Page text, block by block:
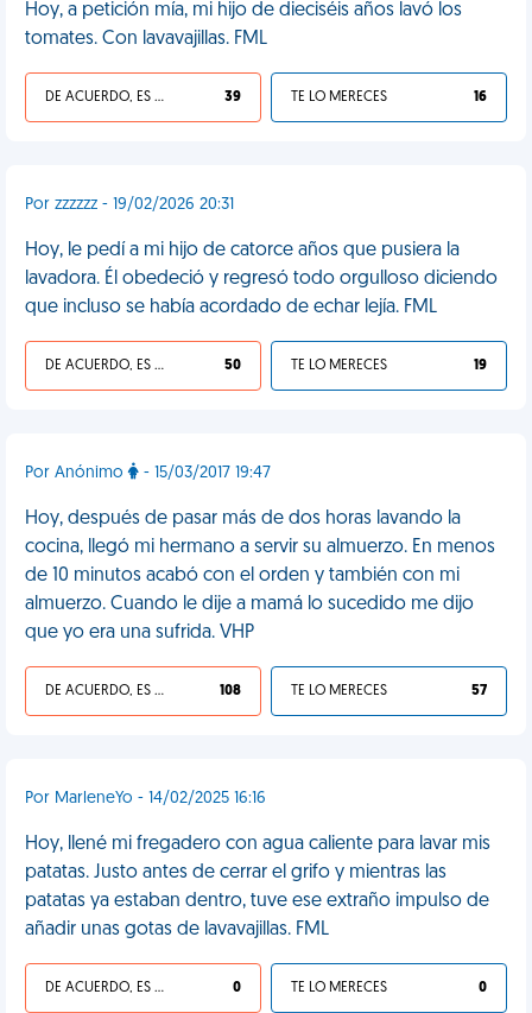
Hoy, a petición mía, mi hijo de dieciséis años lavó los
tomates. Con lavavajillas. FML
DE ACUERDO, ES UNA VIDA HP 39 TE LO MERECES 16
Por zzzzzz - 19/02/2026 20:31
Hoy, le pedí a mi hijo de catorce años que pusiera la
lavadora. Él obedeció y regresó todo orgulloso diciendo
que incluso se había acordado de echar lejía. FML
DE ACUERDO, ES UNA VIDA HP 50 TE LO MERECES 19
Por Anónimo - 15/03/2017 19:47
Hoy, después de pasar más de dos horas lavando la
cocina, llegó mi hermano a servir su almuerzo. En menos
de 10 minutos acabó con el orden y también con mi
almuerzo. Cuando le dije a mamá lo sucedido me dijo
que yo era una sufrida. VHP
DE ACUERDO, ES UNA VIDA HP 108 TE LO MERECES 57
Por MarleneYo - 14/02/2025 16:16
Hoy, llené mi fregadero con agua caliente para lavar mis
patatas. Justo antes de cerrar el grifo y mientras las
patatas ya estaban dentro, tuve ese extraño impulso de
añadir unas gotas de lavavajillas. FML
DE ACUERDO, ES UNA VIDA HP 0 TE LO MERECES 0